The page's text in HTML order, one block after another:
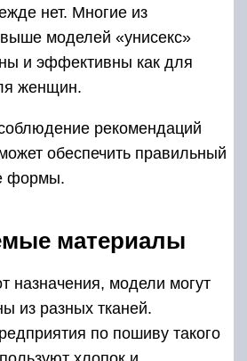
нет. Многие из
моделей «унисекс»
и эффективны как для
женщин.
рекомендаций
обеспечить правильный
формы.
материалы
назначения, модели могут
из разных тканей.
по пошиву такого